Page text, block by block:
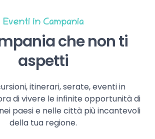
Eventi in Campania
che non ti
aspetti
itinerari, serate, eventi in
di vivere le infinite opportunità di
paesi e nelle città più incantevoli
della tua regione.